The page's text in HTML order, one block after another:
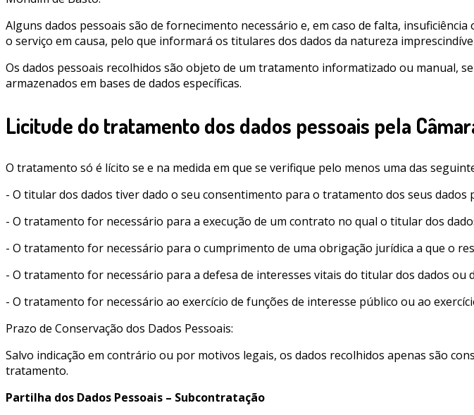
Alguns dados pessoais são de fornecimento necessário e, em caso de falta,
o serviço em causa, pelo que informará os titulares dos dados da natureza
Os dados pessoais recolhidos são objeto de um tratamento informatizado ou manual,
armazenados em bases de dados específicas.
Licitude do tratamento dos dados pessoais pela
O tratamento só é lícito se e na medida em que se verifique pelo menos uma das
- O titular dos dados tiver dado o seu consentimento para o tratamento dos seus dados
- O tratamento for necessário para a execução de um contrato no qual o titular dos
- O tratamento for necessário para o cumprimento de uma obrigação jurídica a que o
- O tratamento for necessário para a defesa de interesses vitais do titular dos dados ou
- O tratamento for necessário ao exercício de funções de interesse público ou ao
Prazo de Conservação dos Dados Pessoais:
Salvo indicação em contrário ou por motivos legais, os dados recolhidos apenas são
tratamento.
Partilha dos Dados Pessoais – Subcontratação